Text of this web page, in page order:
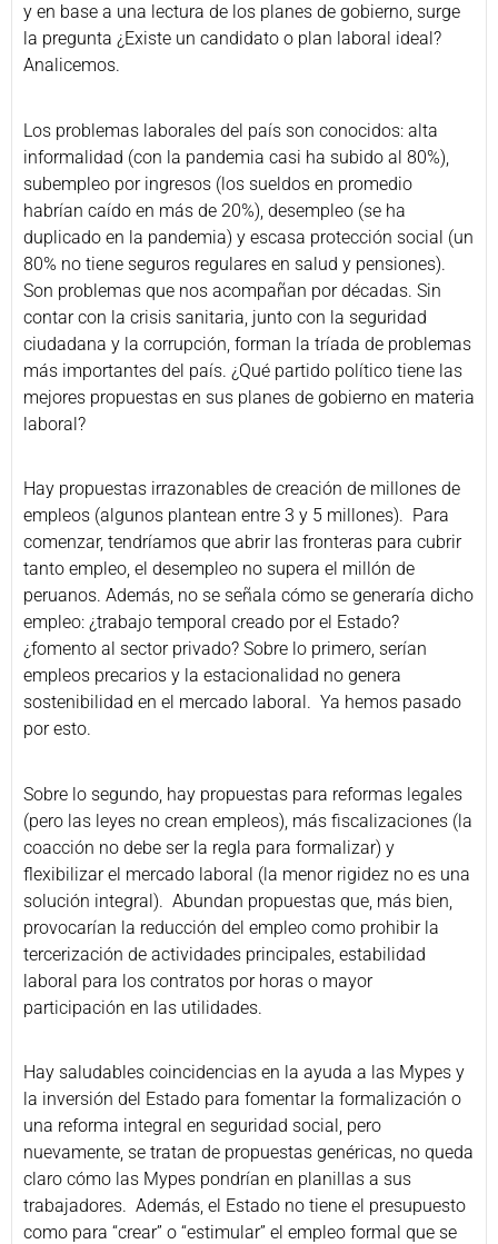
y en base a una lectura de los planes de gobierno, surge
la pregunta ¿Existe un candidato o plan laboral ideal?
Analicemos.
Los problemas laborales del país son conocidos: alta
informalidad (con la pandemia casi ha subido al 80%),
subempleo por ingresos (los sueldos en promedio
habrían caído en más de 20%), desempleo (se ha
duplicado en la pandemia) y escasa protección social (un
80% no tiene seguros regulares en salud y pensiones).
Son problemas que nos acompañan por décadas. Sin
contar con la crisis sanitaria, junto con la seguridad
ciudadana y la corrupción, forman la tríada de problemas
más importantes del país. ¿Qué partido político tiene las
mejores propuestas en sus planes de gobierno en materia
laboral?
Hay propuestas irrazonables de creación de millones de
empleos (algunos plantean entre 3 y 5 millones). Para
comenzar, tendríamos que abrir las fronteras para cubrir
tanto empleo, el desempleo no supera el millón de
peruanos. Además, no se señala cómo se generaría dicho
empleo: ¿trabajo temporal creado por el Estado?
¿fomento al sector privado? Sobre lo primero, serían
empleos precarios y la estacionalidad no genera
sostenibilidad en el mercado laboral. Ya hemos pasado
por esto.
Sobre lo segundo, hay propuestas para reformas legales
(pero las leyes no crean empleos), más fiscalizaciones (la
coacción no debe ser la regla para formalizar) y
flexibilizar el mercado laboral (la menor rigidez no es una
solución integral). Abundan propuestas que, más bien,
provocarían la reducción del empleo como prohibir la
tercerización de actividades principales, estabilidad
laboral para los contratos por horas o mayor
participación en las utilidades.
Hay saludables coincidencias en la ayuda a las Mypes y
la inversión del Estado para fomentar la formalización o
una reforma integral en seguridad social, pero
nuevamente, se tratan de propuestas genéricas, no queda
claro cómo las Mypes pondrían en planillas a sus
trabajadores. Además, el Estado no tiene el presupuesto
como para “crear” o “estimular” el empleo formal que se